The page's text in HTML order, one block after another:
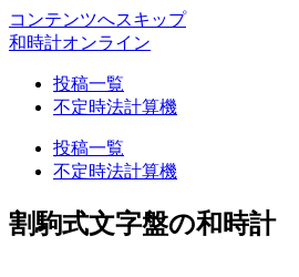
コンテンツへスキップ
和時計オンライン
投稿一覧
不定時法計算機
投稿一覧
不定時法計算機
割駒式文字盤の和時計